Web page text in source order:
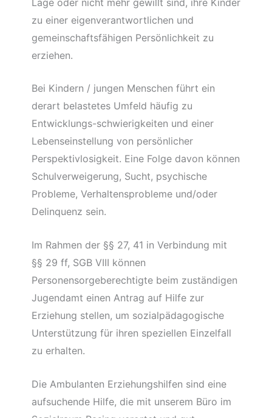
zu einer eigenverantwortlichen und
gemeinschaftsfähigen Persönlichkeit zu
erziehen.
Bei Kindern / jungen Menschen führt ein
derart belastetes Umfeld häufig zu
Entwicklungs-schwierigkeiten und einer
Lebenseinstellung von persönlicher
Perspektivlosigkeit. Eine Folge davon können
Schulverweigerung, Sucht, psychische
Probleme, Verhaltensprobleme und/oder
Delinquenz sein.
Im Rahmen der §§ 27, 41 in Verbindung mit
§§ 29 ff, SGB VIII können
Personensorgeberechtigte beim zuständigen
Jugendamt einen Antrag auf Hilfe zur
Erziehung stellen, um sozialpädagogische
Unterstützung für ihren speziellen Einzelfall
zu erhalten.
Die Ambulanten Erziehungshilfen sind eine
aufsuchende Hilfe, die mit unserem Büro im